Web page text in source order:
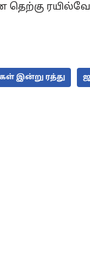
தெற்கு ரயில்வே
இன்று ரத்து